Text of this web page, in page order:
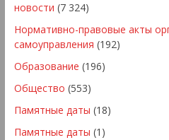
новости (7 324)
Нормативно-правовые акты
самоуправления (192)
Образование (196)
Общество (553)
Памятные даты (18)
Памятные даты (1)